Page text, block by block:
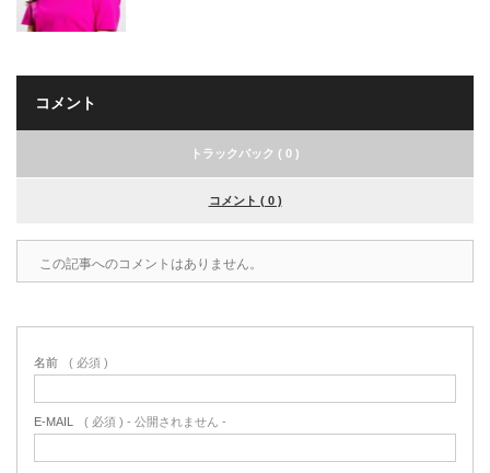
コメント
トラックバック ( 0 )
コメント ( 0 )
この記事へのコメントはありません。
名前 ( 必須 )
E-MAIL ( 必須 ) - 公開されません -